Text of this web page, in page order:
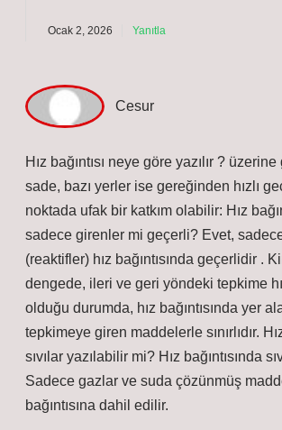
Ocak 2, 2026 Yanıtla
Hız bağıntısı neye göre yazılır ?
sade, bazı yerler ise gereğinden hızlı
noktada ufak bir katkım olabilir: Hız
sadece girenler mi geçerli? Evet,
(reaktifler) hız bağıntısında geçerlidir .
dengede, ileri ve geri yöndeki tepkime
olduğu durumda, hız bağıntısında yer
tepkimeye giren maddelerle sınırlıdır.
sıvılar yazılabilir mi? Hız bağıntısında
Sadece gazlar ve suda çözünmüş
bağıntısına dahil edilir.